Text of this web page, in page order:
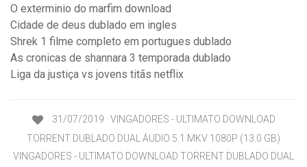
O exterminio do marfim download
Cidade de deus dublado em ingles
Shrek 1 filme completo em portugues dublado
As cronicas de shannara 3 temporada dublado
Liga da justiça vs jovens titãs netflix
31/07/2019 · VINGADORES - ULTIMATO DOWNLOAD
TORRENT DUBLADO DUAL ÁUDIO 5.1 MKV 1080P (13.0 GB)
VINGADORES - ULTIMATO DOWNLOAD TORRENT DUBLADO DUAL